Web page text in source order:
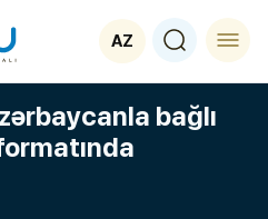
AZ
bağlı